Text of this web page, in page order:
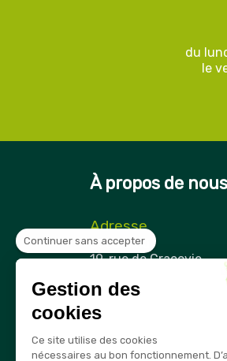
du
le
À propos de nous
Adresse
Securama
19, rue de Cracovie
21850 Saint-
France
Téléphone
03 80 74 28 15
Continuer sans accepter
Gestion des
cookies
Ce site utilise des cookies
nécessaires au bon fonctionnement.